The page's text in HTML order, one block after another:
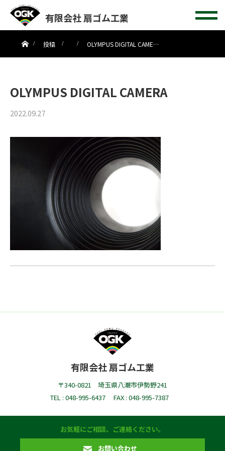
有限会社 扇ゴム工業
ホーム投稿 OLYMPUS DIGITAL CAME…
OLYMPUS DIGITAL CAMERA
2022.09.27
有限会社 扇ゴム工業
〒340-0821 埼玉県八潮市伊勢野241
TEL : 048-995-6437
FAX : 048-995-7387
お気軽にご相談、ご連絡ください。
お問い合わせ